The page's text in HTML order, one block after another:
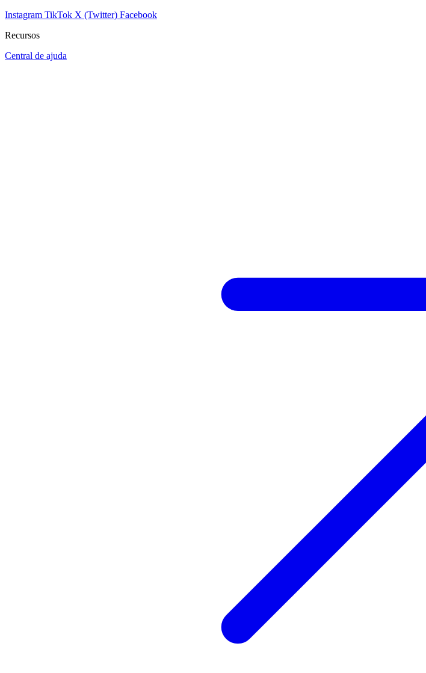
Instagram TikTok X (Twitter) Facebook
Recursos
Central de ajuda